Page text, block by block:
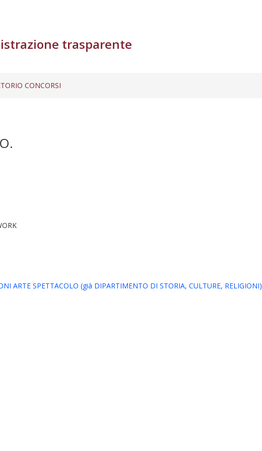
trasparente
CONCORSI
ARTE SPETTACOLO (già DIPARTIMENTO DI STORIA, CULTURE, RELIGIONI)